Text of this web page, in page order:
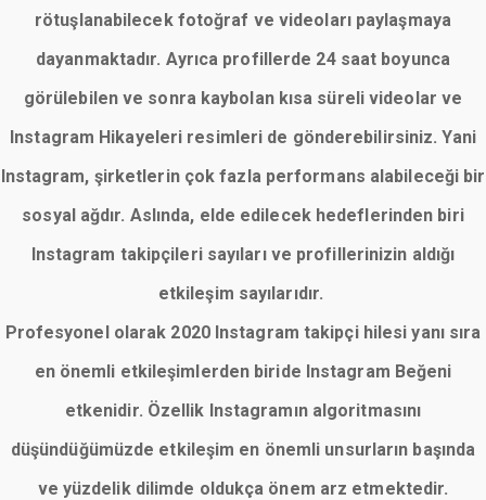
rötuşlanabilecek fotoğraf ve videoları paylaşmaya
dayanmaktadır. Ayrıca profillerde 24 saat boyunca
görülebilen ve sonra kaybolan kısa süreli videolar ve
Instagram Hikayeleri resimleri de gönderebilirsiniz. Yani
Instagram, şirketlerin çok fazla performans alabileceği bir
sosyal ağdır. Aslında, elde edilecek hedeflerinden biri
Instagram takipçileri sayıları ve profillerinizin aldığı
etkileşim sayılarıdır.
Profesyonel olarak 2020 Instagram takipçi hilesi yanı sıra
en önemli etkileşimlerden biride Instagram Beğeni
etkenidir. Özellik Instagramın algoritmasını
düşündüğümüzde etkileşim en önemli unsurların başında
ve yüzdelik dilimde oldukça önem arz etmektedir.